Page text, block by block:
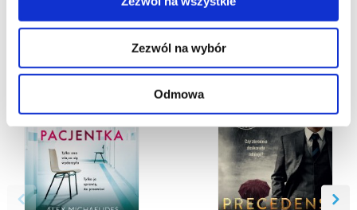
Więcej informacji o korzystaniu przez nas z plików
cookies oraz o przetwarzaniu Twoich danych
osobowych, w tym o przysługujących Ci uprawnieniach,
znajdziesz w naszejPolityce prywatności.
Zezwól na wybór
Odmowa